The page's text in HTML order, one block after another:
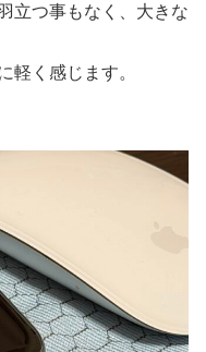
立つ事もなく、大きな
く感じます。